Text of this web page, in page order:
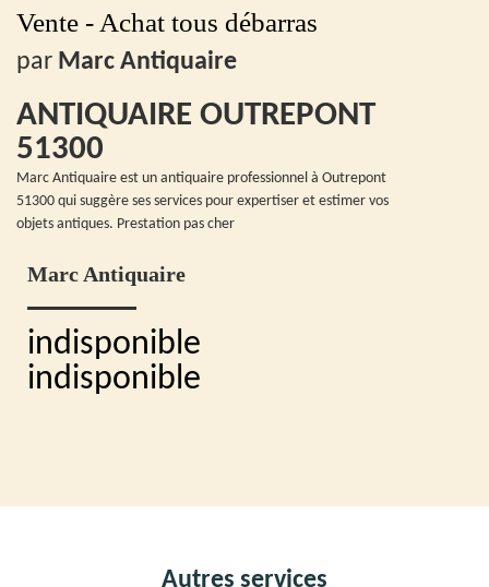
Vente - Achat tous débarras
par Marc Antiquaire
ANTIQUAIRE OUTREPONT
51300
Marc Antiquaire est un antiquaire professionnel à Outrepont
51300 qui suggère ses services pour expertiser et estimer vos
objets antiques. Prestation pas cher
Marc Antiquaire
indisponible
indisponible
Autres services